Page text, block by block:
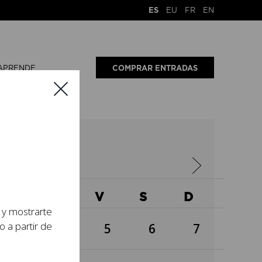
ES EU FR EN
COMPRAR ENTRADAS
V S D
3 5 6 7
mostrarte
a partir de